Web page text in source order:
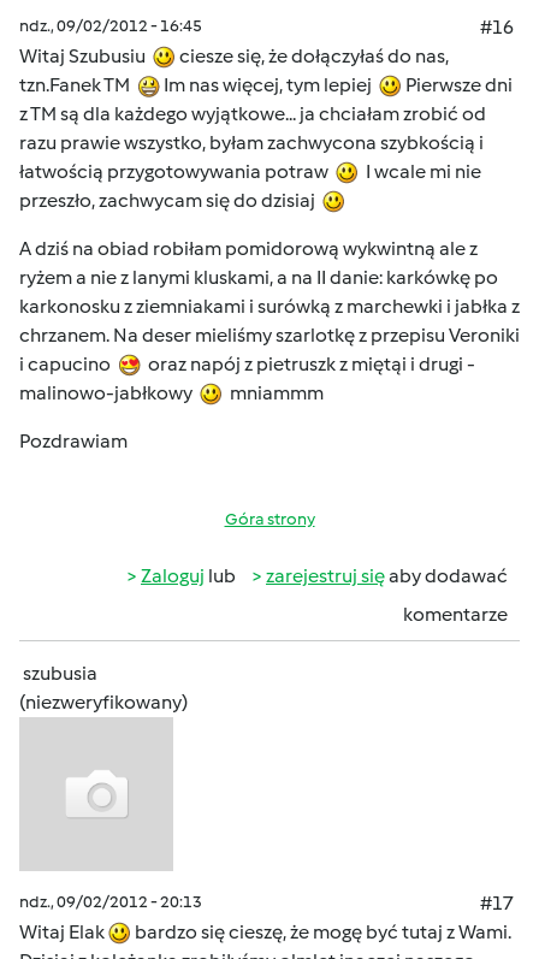
ndz., 09/02/2012 - 16:45
#16
Witaj Szubusiu
ciesze się, że dołączyłaś do nas,
tzn.Fanek TM
Im nas więcej, tym lepiej
Pierwsze dni
z TM są dla każdego wyjątkowe... ja chciałam zrobić od
razu prawie wszystko, byłam zachwycona szybkością i
łatwością przygotowywania potraw
I wcale mi nie
przeszło, zachwycam się do dzisiaj
A dziś na obiad robiłam pomidorową wykwintną ale z
ryżem a nie z lanymi kluskami, a na II danie: karkówkę po
karkonosku z ziemniakami i surówką z marchewki i jabłka z
chrzanem. Na deser mieliśmy szarlotkę z przepisu Veroniki
i capucino
oraz napój z pietruszk z miętąi i drugi -
malinowo-jabłkowy
mniammm
Pozdrawiam
Góra strony
Zaloguj lub zarejestruj sięaby dodawać
komentarze
szubusia
(niezweryfikowany)
ndz., 09/02/2012 - 20:13
#17
Witaj Elak
bardzo się cieszę, że mogę być tutaj z Wami.